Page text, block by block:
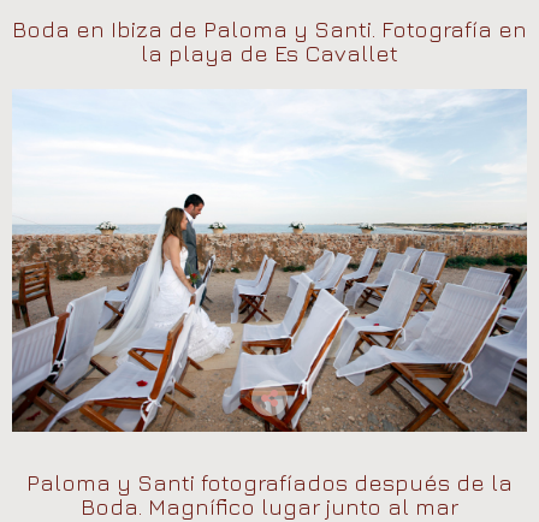
Boda en Ibiza de Paloma y Santi. Fotografía en
la playa de Es Cavallet
Paloma y Santi fotografíados después de la
Boda. Magnífico lugar junto al mar